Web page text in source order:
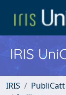
IRIS
IRIS PubliCatt